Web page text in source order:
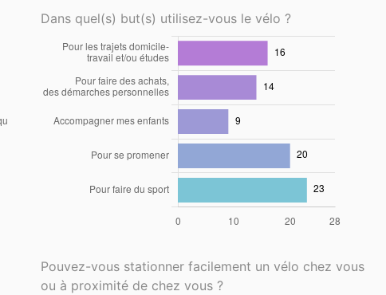
Dans quel(s) but(s) utilisez-vous le vélo ?
Pouvez-vous stationner facilement un vélo chez vous
ou à proximité de chez vous ?